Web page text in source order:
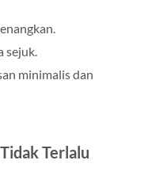
sejuk.
minimalis dan
Terlalu